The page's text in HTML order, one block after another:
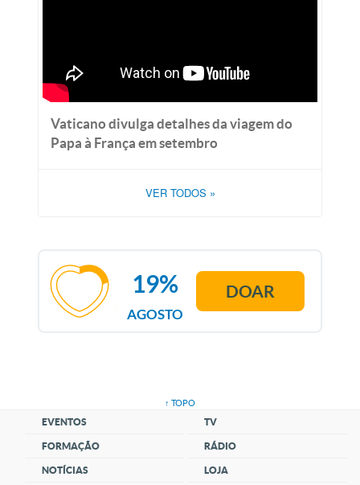
Vaticano divulga detalhes da viagem do
Papa à França em setembro
VER TODOS »
AGOSTO
19% DOAR
↑ TOPO
EVENTOS
FORMAÇÃO
NOTÍCIAS
TV
RÁDIO
LOJA